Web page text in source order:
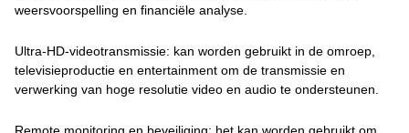
weersvoorspelling en financiële analyse.
Ultra-HD-videotransmissie: kan worden gebruikt in de omroep,
televisieproductie en entertainment om de transmissie en
verwerking van hoge resolutie video en audio te ondersteunen.